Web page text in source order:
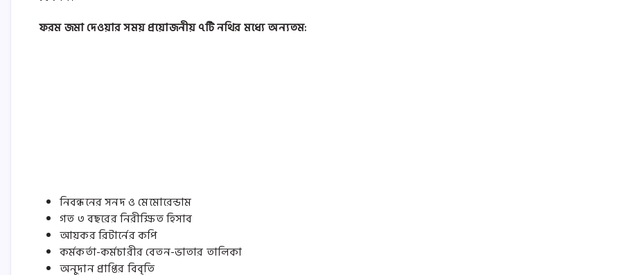
ফরম জমা দেওয়ার সময় প্রয়োজনীয় ৭টি নথির মধ্যে অন্যতম:
নিবন্ধনের সনদ ও মেমোরেন্ডাম
গত ৩ বছরের নিরীক্ষিত হিসাব
আয়কর রিটার্নের কপি
কর্মকর্তা-কর্মচারীর বেতন-ভাতার তালিকা
অনুদান প্রাপ্তির বিবৃতি